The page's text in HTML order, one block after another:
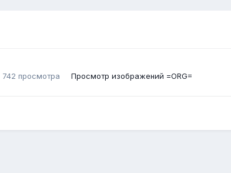
742 просмотра Просмотр изображений =ORG=